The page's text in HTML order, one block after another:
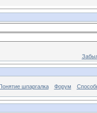
Понятие шпаргалка Форум